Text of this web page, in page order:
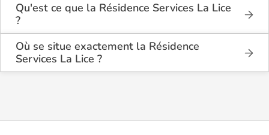
Qu'est ce que la Résidence Services La Lice
?
La Résidence Services La Lice est une résidence
seniors de type résidence services seniors .
Cette résidence du secteur privé se situe à La Ferté-
Où se situe exactement la Résidence
Services La Lice ?
La Résidence Services La Lice est située 11 PLACE